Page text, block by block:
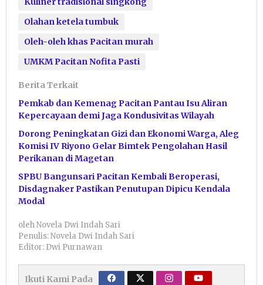
Olahan ketela tumbuk
Oleh-oleh khas Pacitan murah
UMKM Pacitan Nofita Pasti
Berita Terkait
Pemkab dan Kemenag Pacitan Pantau Isu Aliran
Kepercayaan demi Jaga Kondusivitas Wilayah
Dorong Peningkatan Gizi dan Ekonomi Warga, Aleg
Komisi IV Riyono Gelar Bimtek Pengolahan Hasil
Perikanan di Magetan
SPBU Bangunsari Pacitan Kembali Beroperasi,
Disdagnaker Pastikan Penutupan Dipicu Kendala
Modal
olehNovela Dwi Indah Sari
Penulis: Novela Dwi Indah Sari
Editor: Dwi Purnawan
Ikuti Kami Pada